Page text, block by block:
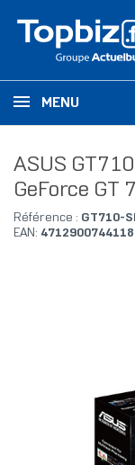
MENU
ASUS
GeForce GT
Référence : GT710-
EAN: 4712900744118